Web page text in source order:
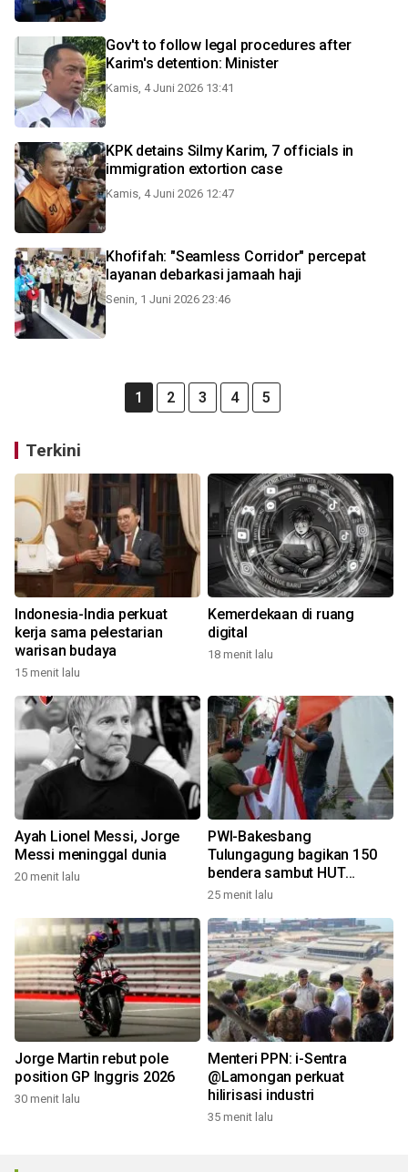
Gov't to follow legal procedures after
Karim's detention: Minister
Kamis, 4 Juni 2026 13:41
KPK detains Silmy Karim, 7 officials in
immigration extortion case
Kamis, 4 Juni 2026 12:47
Khofifah: "Seamless Corridor" percepat
layanan debarkasi jamaah haji
Senin, 1 Juni 2026 23:46
1 2 3 4 5
Terkini
Indonesia-India perkuat
kerja sama pelestarian
warisan budaya
15 menit lalu
Kemerdekaan di ruang
digital
18 menit lalu
Ayah Lionel Messi, Jorge
Messi meninggal dunia
20 menit lalu
PWI-Bakesbang
Tulungagung bagikan 150
bendera sambut HUT
Kemerdekaan
25 menit lalu
Jorge Martin rebut pole
position GP Inggris 2026
30 menit lalu
Menteri PPN: i-Sentra
@Lamongan perkuat
hilirisasi industri
35 menit lalu